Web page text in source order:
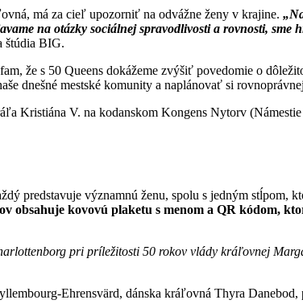
má za cieľ upozorniť na odvážne ženy v krajine. „
na otázky sociálnej spravodlivosti a rovnosti,
štúdia BIG.
že s 50 Queens dokážeme zvýšiť povedomie o
dnešné mestské komunity a naplánovať si
Kristiána V. na kodanskom Kongens Nytorv
predstavuje významnú ženu, spolu s jedným stĺpom,
obsahuje kovovú plaketu s menom a QR kódom,
pri príležitosti 50 rokov vlády kráľovnej
Ehrensvärd, dánska kráľovná Thyra